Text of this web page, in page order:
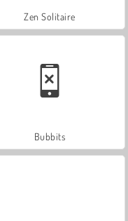
Zen Solitaire
Bubbits